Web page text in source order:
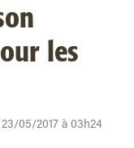
les
05/2017 à 03h24